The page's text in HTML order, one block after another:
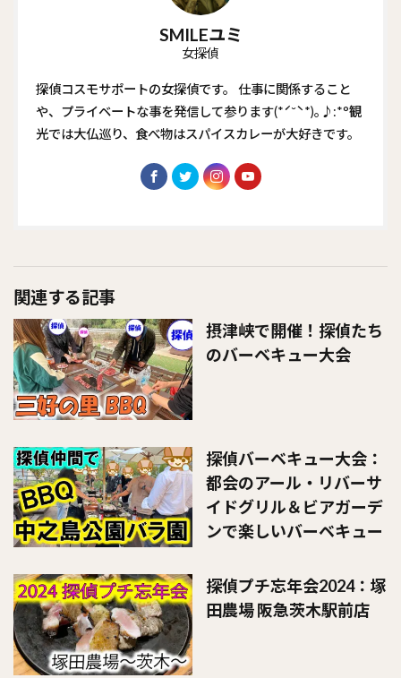
SMILEユミ
女探偵
探偵コスモサポートの女探偵です。 仕事に関係すること
や、プライベートな事を発信して参ります(*ˊ˘ˋ*)｡♪:*°観
光では大仏巡り、食べ物はスパイスカレーが大好きです。
関連する記事
摂津峡で開催！探偵たち
のバーベキュー大会
探偵バーベキュー大会：
都会のアール・リバーサ
イドグリル＆ビアガーデ
ンで楽しいバーベキュー
探偵プチ忘年会2024：塚
田農場 阪急茨木駅前店